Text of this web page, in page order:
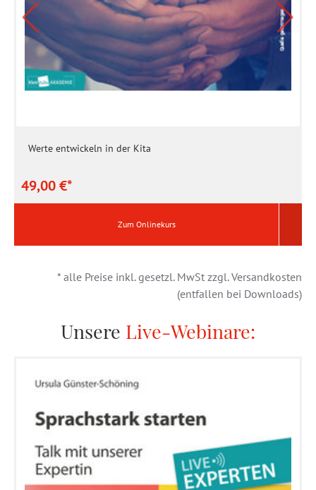
Werte entwickeln in der Kita
49,00 €*
Zum Onlinekurs
* alle Preise inkl. gesetzl. MwSt zzgl. Versandkosten
(entfallen bei Downloads)
Unsere Live-Webinare: